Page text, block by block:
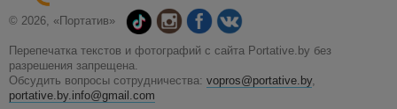
© 2026, «Портатив»
Перепечатка текстов и фотографий с сайта Portative.by без
разрешения запрещена.
Обсудить вопросы сотрудничества: vopros@portative.by,
portative.by.info@gmail.com